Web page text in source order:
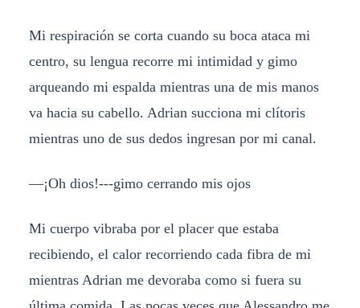
Mi respiración se corta cuando su boca ataca mi
centro, su lengua recorre mi intimidad y gimo
arqueando mi espalda mientras una de mis manos
va hacia su cabello. Adrian succiona mi clítoris
mientras uno de sus dedos ingresan por mi canal.
—¡Oh dios!---gimo cerrando mis ojos
Mi cuerpo vibraba por el placer que estaba
recibiendo, el calor recorriendo cada fibra de mi
mientras Adrian me devoraba como si fuera su